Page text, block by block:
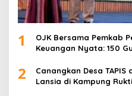
1
OJK Bersama Pemkab
Keuangan Nyata: 150
2
Canangkan Desa
Lansia di Kampung